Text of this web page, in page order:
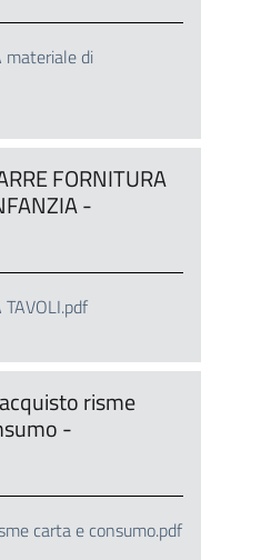
materiale di
FORNITURA
-
risme
-
carta e consumo.pdf